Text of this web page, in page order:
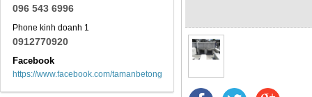
096 543 6996
Phone kinh doanh 1
0912770920
Facebook
https://www.facebook.com/tamanbetong